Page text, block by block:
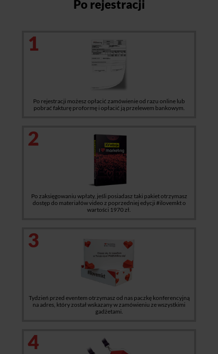
Po rejestracji
1
Po rejestracji możesz opłacić zamówienie od razu online lub
pobrać fakturę proformę i opłacić ją przelewem bankowym.
2
Po zaksięgowaniu wpłaty, jeśli posiadasz taki pakiet otrzymasz
dostęp do materiałów video z poprzedniej edycji #ilovemkt o
wartości 1970 zł.
3
Tydzień przed eventem otrzymasz od nas paczkę konferencyjną
na adres, który został wskazany w zamówieniu ze wszystkimi
gadżetami.
4